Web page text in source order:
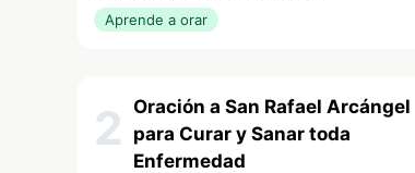
Aprende a orar
2 Oración a San Rafael Arcángel
para Curar y Sanar toda
Enfermedad